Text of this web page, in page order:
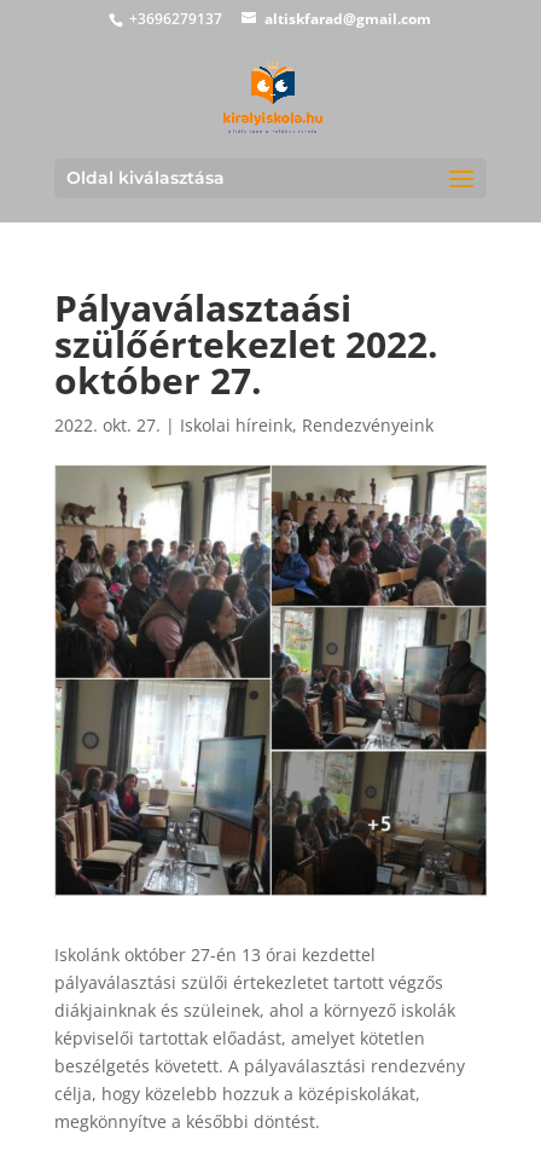
+3696279137 altiskfarad@gmail.com
Oldal kiválasztása
Pályaválasztaási
szülőértekezlet 2022.
október 27.
2022. okt. 27. | Iskolai híreink, Rendezvényeink
Iskolánk október 27-én 13 órai kezdettel
pályaválasztási szülői értekezletet tartott végzős
diákjainknak és szüleinek, ahol a környező iskolák
képviselői tartottak előadást, amelyet kötetlen
beszélgetés követett. A pályaválasztási rendezvény
célja, hogy közelebb hozzuk a középiskolákat,
megkönnyítve a későbbi döntést.